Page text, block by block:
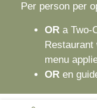
Per person per
OR a Two-
menu
OR en